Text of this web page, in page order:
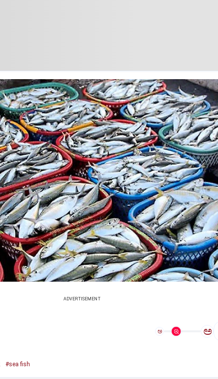
ADVERTISEMENT
ಅ ಅ
#sea fish